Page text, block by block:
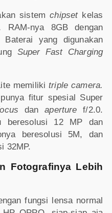
sistemchipsetkelas
RAM-nya 8GB dengan
Baterai yang digunakan
Super Fast Charging
memiliki triple camera.
fitur spesial Super
danaperture f/2.0.
beresolusi 12 MP dan
beresolusi 5M, dan
32MP.
Fotografinya Lebih
fungsi lensa normal